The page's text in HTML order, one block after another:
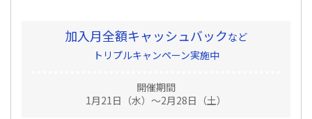
加入月全額キャッシュバックなど
トリプルキャンペーン実施中
開催期間
1月21日（水）～2月28日（土）